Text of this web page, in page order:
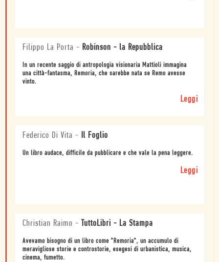
Filippo La Porta - Robinson - la Repubblica
In un recente saggio di antropologia visionaria Mattioli immagina
una città-fantasma, Remoria, che sarebbe nata se Remo avesse
vinto.
Leggi
Federico Di Vita - Il Foglio
Un libro audace, difficile da pubblicare e che vale la pena leggere.
Leggi
Christian Raimo - TuttoLibri - La Stampa
Avevamo bisogno di un libro come "Remoria", un accumulo di
meravigliose storie e controstorie, esegesi di urbanistica, musica,
cinema, fumetto.